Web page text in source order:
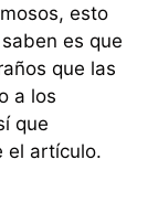
esto
es que
que las
a los
que
el artículo.